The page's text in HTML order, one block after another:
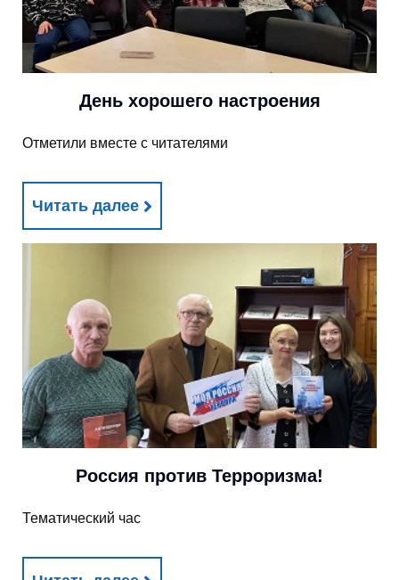
День хорошего настроения
Отметили вместе с читателями
Читать далее
Россия против Терроризма!
Тематический час